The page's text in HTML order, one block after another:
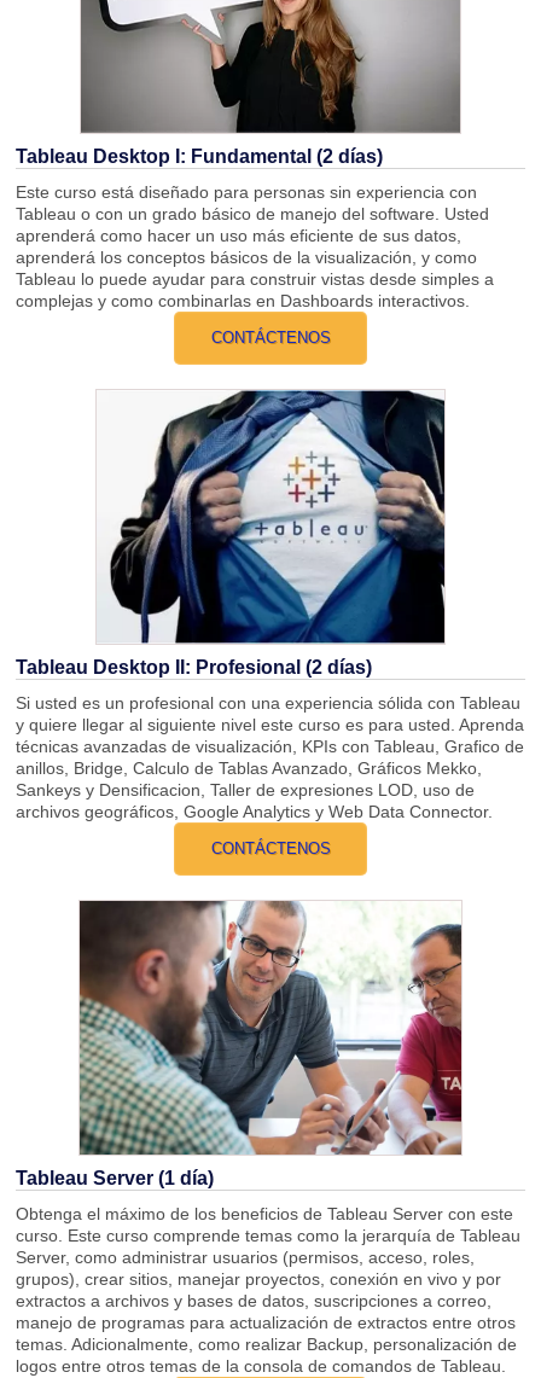
Tableau Desktop I: Fundamental (2 días)
Este curso está diseñado para personas sin experiencia con
Tableau o con un grado básico de manejo del software. Usted
aprenderá como hacer un uso más eficiente de sus datos,
aprenderá los conceptos básicos de la visualización, y como
Tableau lo puede ayudar para construir vistas desde simples a
complejas y como combinarlas en Dashboards interactivos.
CONTÁCTENOS
Tableau Desktop II: Profesional (2 días)
Si usted es un profesional con una experiencia sólida con Tableau
y quiere llegar al siguiente nivel este curso es para usted. Aprenda
técnicas avanzadas de visualización, KPIs con Tableau, Grafico de
anillos, Bridge, Calculo de Tablas Avanzado, Gráficos Mekko,
Sankeys y Densificacion, Taller de expresiones LOD, uso de
archivos geográficos, Google Analytics y Web Data Connector.
CONTÁCTENOS
Tableau Server (1 día)
Obtenga el máximo de los beneficios de Tableau Server con este
curso. Este curso comprende temas como la jerarquía de Tableau
Server, como administrar usuarios (permisos, acceso, roles,
grupos), crear sitios, manejar proyectos, conexión en vivo y por
extractos a archivos y bases de datos, suscripciones a correo,
manejo de programas para actualización de extractos entre otros
temas. Adicionalmente, como realizar Backup, personalización de
logos entre otros temas de la consola de comandos de Tableau.